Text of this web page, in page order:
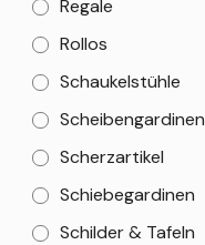
Regale
Rollos
Schaukelstühle
Scheibengardinen
Scherzartikel
Schiebegardinen
Schilder & Tafeln